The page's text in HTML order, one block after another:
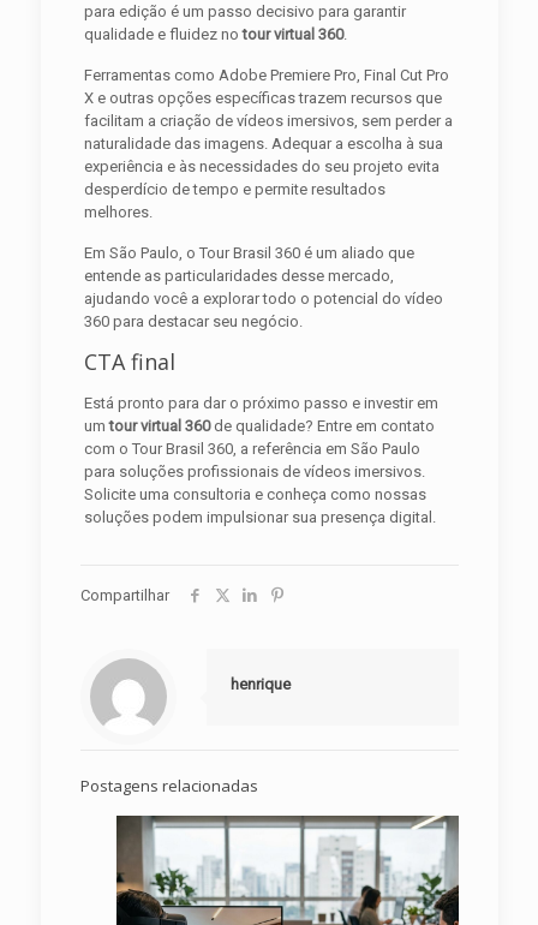
para edição é um passo decisivo para garantir
qualidade e fluidez notour virtual 360.
Ferramentas como Adobe Premiere Pro, Final Cut Pro
X e outras opções específicas trazem recursos que
facilitam a criação de vídeos imersivos, sem perder a
naturalidade das imagens. Adequar a escolha à sua
experiência e às necessidades do seu projeto evita
desperdício de tempo e permite resultados
melhores.
Em São Paulo, o Tour Brasil 360 é um aliado que
entende as particularidades desse mercado,
ajudando você a explorar todo o potencial do vídeo
360 para destacar seu negócio.
CTA final
Está pronto para dar o próximo passo e investir em
umtour virtual 360de qualidade? Entre em contato
com o Tour Brasil 360, a referência em São Paulo
para soluções profissionais de vídeos imersivos.
Solicite uma consultoria e conheça como nossas
soluções podem impulsionar sua presença digital.
Compartilhar
henrique
Postagens relacionadas